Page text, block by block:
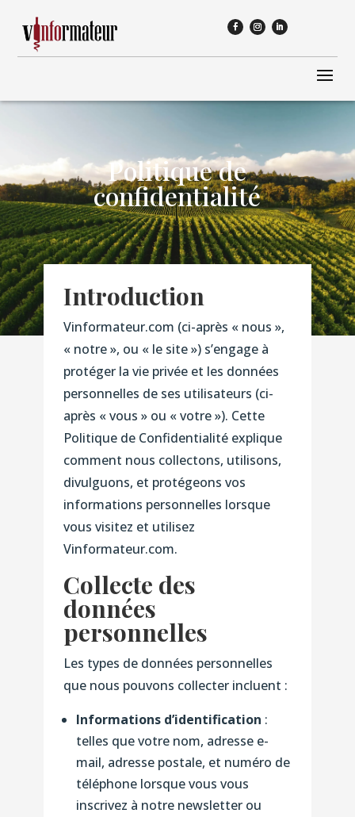
Politique de
confidentialité
Introduction
Vinformateur.com (ci-après « nous »,
« notre », ou « le site ») s’engage à
protéger la vie privée et les données
personnelles de ses utilisateurs (ci-
après « vous » ou « votre »). Cette
Politique de Confidentialité explique
comment nous collectons, utilisons,
divulguons, et protégeons vos
informations personnelles lorsque
vous visitez et utilisez
Vinformateur.com.
Collecte des
données
personnelles
Les types de données personnelles
que nous pouvons collecter incluent :
Informations d’identification :
telles que votre nom, adresse e-
mail, adresse postale, et numéro de
téléphone lorsque vous vous
inscrivez à notre newsletter ou